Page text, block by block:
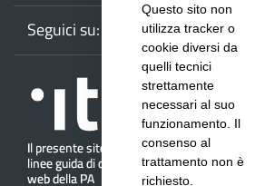
Seguici su: WebmailFacebook
Youtube
Questo sito non
utilizza tracker o
cookie diversi da
quelli tecnici
strettamente
necessari al suo
funzionamento. Il
consenso al
trattamento non è
richiesto.